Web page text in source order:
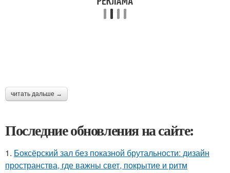
читать дальше →
Последние обновления на сайте:
1. Боксёрский зал без показной брутальности: дизайн
пространства, где важны свет, покрытие и ритм